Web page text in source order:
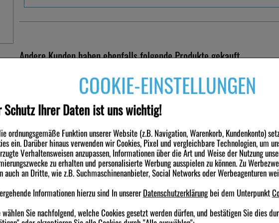
COOKIE-EINSTELLUNGEN
Schutz Ihrer Daten ist uns wichtig!
ordnungsgemäße Funktion unserer Website (z.B. Navigation, Warenkorb, Kundenkonto)
ein. Darüber hinaus verwenden wir Cookies, Pixel und vergleichbare Technologien, um
Verhaltensweisen anzupassen, Informationen über die Art und Weise der Nutzung
zu erhalten und personalisierte Werbung ausspielen zu können. Zu
auch an Dritte, wie z.B. Suchmaschinenanbieter, Social Networks oder Werbeagenturen
Informationen hierzu sind In unsererDatenschutzerklärungbei dem Unterpunkt
Sie nachfolgend, welche Cookies gesetzt werden dürfen, und bestätigen Sie dies
Andere Kunden haben ebenfalls folgende Produkte gekauft
GRATISPROBE
HANDREINIGUNGSSPRAY 1A
PHARMA
15ml
0,00 €
inkl. MwSt zzgl. Versand
0,00 € pro 1 l
NARATRIPTAN Heumann bei
Migräne 2,5 mg Filmtabl.
Filmtabletten
1,89 €
UVP: 7,97 €³
inkl. MwSt zzgl.Versand
-76,5%
Nasenspray AL
Schnupfen
10 Lösung
Statt: 4,97 € ²
inkl. MwSt zzgl.
-54%